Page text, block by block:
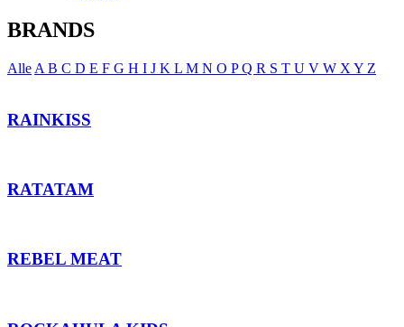
BRANDS
Alle A B C D E F G H I J K L M N O PQ R S T U V W X Y Z
RAINKISS
RATATAM
REBEL MEAT